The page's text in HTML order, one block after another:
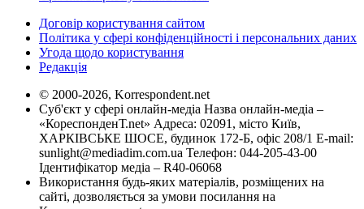
Договір користування сайтом
Політика у сфері конфіденційності і персональних даних
Угода щодо користування
Редакція
© 2000-2026, Korrespondent.net
Суб'єкт у сфері онлайн-медіа Назва онлайн-медіа –
«КореспонденТ.net» Адреса: 02091, місто Київ,
ХАРКІВСЬКЕ ШОСЕ, будинок 172-Б, офіс 208/1 E-mail:
sunlight@mediadim.com.ua Телефон: 044-205-43-00
Ідентифікатор медіа – R40-06068
Використання будь-яких матеріалів, розміщених на
сайті, дозволяється за умови посилання на